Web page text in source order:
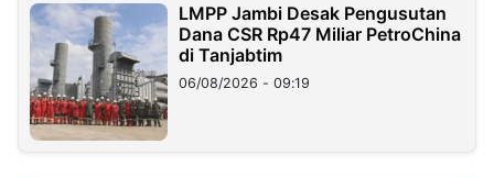
LMPP Jambi Desak Pengusutan
Dana CSR Rp47 Miliar PetroChina
di Tanjabtim
06/08/2026 - 09:19